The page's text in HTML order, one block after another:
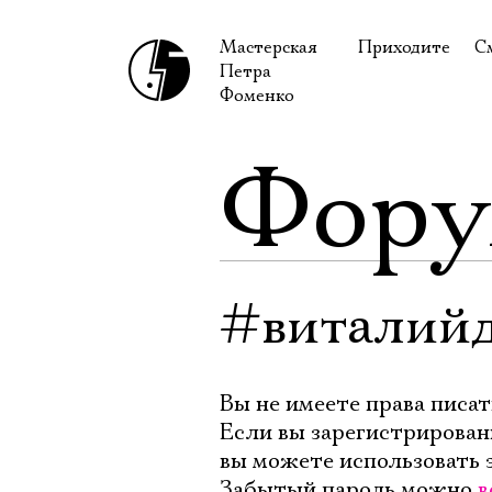
Мастерская
Петра
Фоменко
Приходите
Доступ для
Правила
Вы не имеете права
Если вы
вы можете